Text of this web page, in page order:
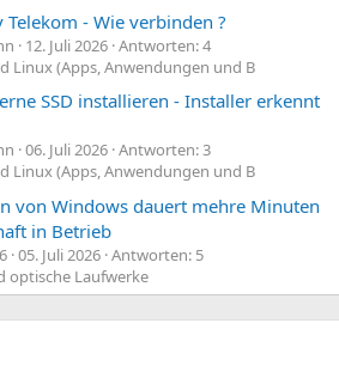
Telekom - Wie verbinden ?
12. Juli 2026 Antworten: 4
Linux (Apps, Anwendungen und B
SSD installieren - Installer erkennt
06. Juli 2026 Antworten: 3
Linux (Apps, Anwendungen und B
von Windows dauert mehre Minuten
in Betrieb
05. Juli 2026 Antworten: 5
optische Laufwerke